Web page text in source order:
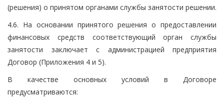
(решения) о принятом органами службы занятости решении.
4.6. На основании принятого решения о предоставлении
финансовых средств соответствующий орган службы
занятости заключает с администрацией предприятия
Договор (Приложения 4 и 5).
В качестве основных условий в Договоре
предусматриваются: